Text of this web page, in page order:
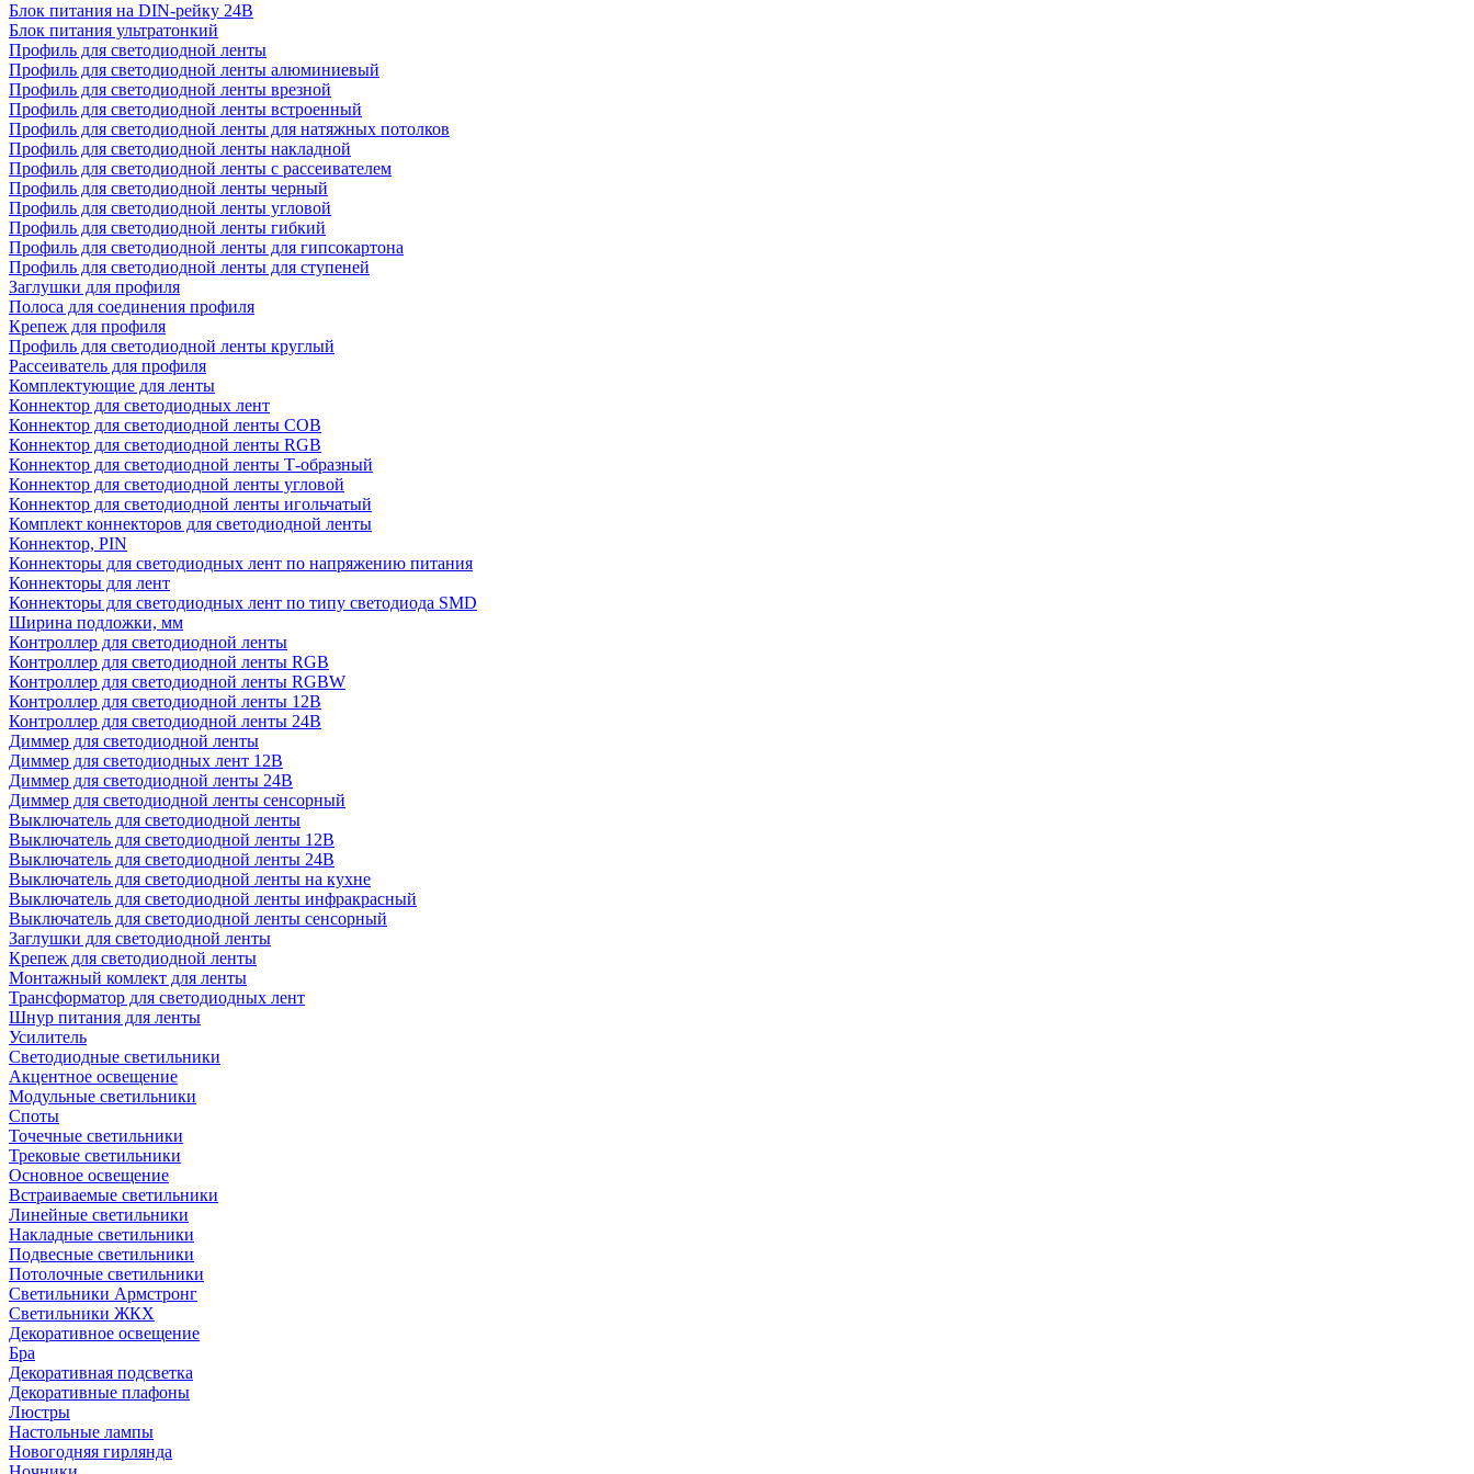
Блок питания на DIN-рейку 24В
Блок питания ультратонкий
Профиль для светодиодной ленты
Профиль для светодиодной ленты алюминиевый
Профиль для светодиодной ленты врезной
Профиль для светодиодной ленты встроенный
Профиль для светодиодной ленты для натяжных потолков
Профиль для светодиодной ленты накладной
Профиль для светодиодной ленты с рассеивателем
Профиль для светодиодной ленты черный
Профиль для светодиодной ленты угловой
Профиль для светодиодной ленты гибкий
Профиль для светодиодной ленты для гипсокартона
Профиль для светодиодной ленты для ступеней
Заглушки для профиля
Полоса для соединения профиля
Крепеж для профиля
Профиль для светодиодной ленты круглый
Рассеиватель для профиля
Комплектующие для ленты
Коннектор для светодиодных лент
Коннектор для светодиодной ленты COB
Коннектор для светодиодной ленты RGB
Коннектор для светодиодной ленты Т-образный
Коннектор для светодиодной ленты угловой
Коннектор для светодиодной ленты игольчатый
Комплект коннекторов для светодиодной ленты
Коннектор, PIN
Коннекторы для светодиодных лент по напряжению питания
Коннекторы для лент
Коннекторы для светодиодных лент по типу светодиода SMD
Ширина подложки, мм
Контроллер для светодиодной ленты
Контроллер для светодиодной ленты RGB
Контроллер для светодиодной ленты RGBW
Контроллер для светодиодной ленты 12В
Контроллер для светодиодной ленты 24В
Диммер для светодиодной ленты
Диммер для светодиодных лент 12В
Диммер для светодиодной ленты 24В
Диммер для светодиодной ленты сенсорный
Выключатель для светодиодной ленты
Выключатель для светодиодной ленты 12В
Выключатель для светодиодной ленты 24В
Выключатель для светодиодной ленты на кухне
Выключатель для светодиодной ленты инфракрасный
Выключатель для светодиодной ленты сенсорный
Заглушки для светодиодной ленты
Крепеж для светодиодной ленты
Монтажный комлект для ленты
Трансформатор для светодиодных лент
Шнур питания для ленты
Усилитель
Светодиодные светильники
Акцентное освещение
Модульные светильники
Споты
Точечные светильники
Трековые светильники
Основное освещение
Встраиваемые светильники
Линейные светильники
Накладные светильники
Подвесные светильники
Потолочные светильники
Светильники Армстронг
Светильники ЖКХ
Декоративное освещение
Бра
Декоративная подсветка
Декоративные плафоны
Люстры
Настольные лампы
Новогодняя гирлянда